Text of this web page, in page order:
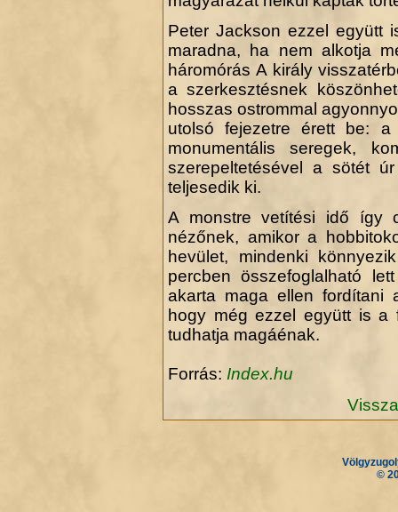
Peter Jackson ezzel együtt
maradna, ha nem alkotja
háromórás A király
a szerkesztésnek
hosszas ostrommal
utolsó fejezetre érett be: a
monumentális seregek,
szerepeltetésével a sötét
teljesedik ki.
A monstre vetítési idő így
nézőnek, amikor a
hevület, mindenki
percben összefoglalható
akarta maga ellen fordítani
hogy még ezzel együtt is a
tudhatja magáénak.
Forrás: Index.hu
©